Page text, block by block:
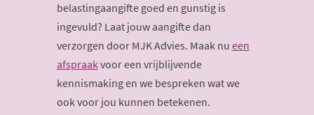
belastingaangifte goed en gunstig is
ingevuld? Laat jouw aangifte dan
verzorgen door MJK Advies. Maak nu een
afspraakvoor een vrijblijvende
kennismaking en we bespreken wat we
ook voor jou kunnen betekenen.